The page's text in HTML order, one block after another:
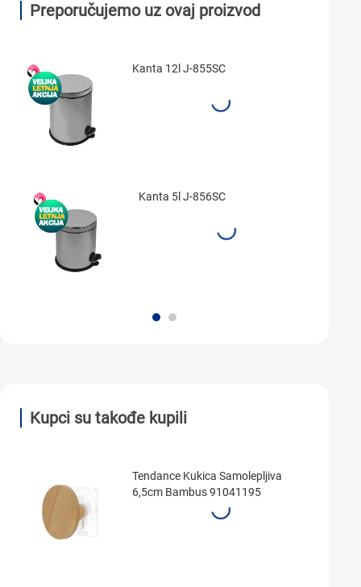
Preporučujemo uz ovaj proizvod
Kanta 12l J-855SC
Kanta 5l J-856SC
Kupci su takođe kupili
Tendance Kukica Samolepljiva
6,5cm Bambus 91041195